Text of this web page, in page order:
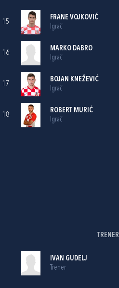
15
FRANE VOJKOVIĆ
Igrač
16
MARKO DABRO
Igrač
17
BOJAN KNEŽEVIĆ
Igrač
18
ROBERT MURIĆ
Igrač
TRENER
IVAN GUDELJ
Trener